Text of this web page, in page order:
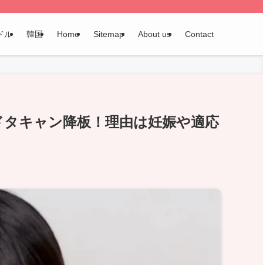
ル 韓国 Home Sitemap About us Contact
キャン降板！理由は妊娠や適応